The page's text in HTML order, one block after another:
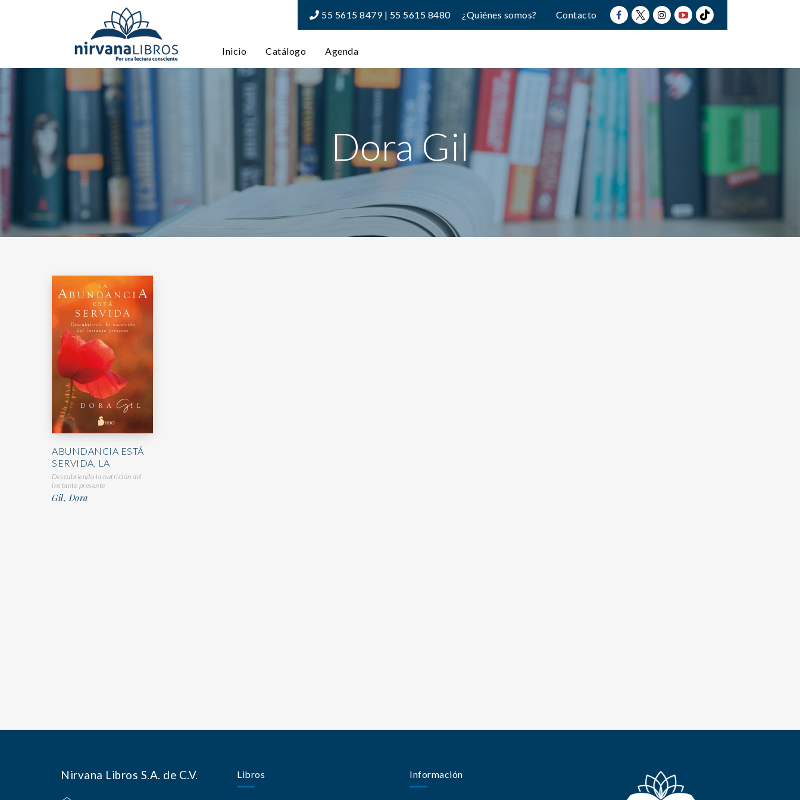
55 5615 8479 | 55 5615 8480 ¿Quiénes somos? Contacto
Inicio Catálogo Agenda
Dora Gil
ABUNDANCIA ESTÁ
SERVIDA, LA
Descubriendo la nutrición del
instante presente
Gil, Dora
Nirvana Libros S.A. de C.V. Libros Información